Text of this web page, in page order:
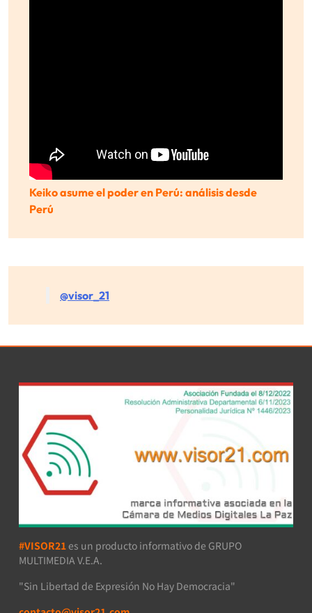
Keiko asume el poder en Perú: análisis desde
Perú
@visor_21
#VISOR21 es un producto informativo de GRUPO
MULTIMEDIA V.E.A.
"Sin Libertad de Expresión No Hay Democracia"